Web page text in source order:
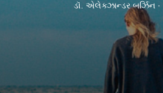
ડૉ. એલેક્ઝાન્ડર બર્ઝિન